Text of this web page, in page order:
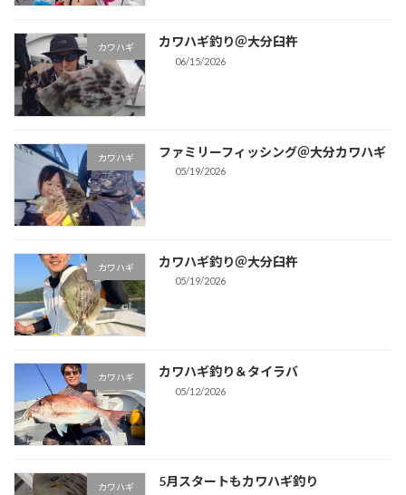
カワハギ カワハギ釣り＠大分臼杵
06/15/2026
カワハギ ファミリーフィッシング＠大分カワハギ
05/19/2026
カワハギ カワハギ釣り＠大分臼杵
05/19/2026
カワハギ カワハギ釣り＆タイラバ
05/12/2026
カワハギ 5月スタートもカワハギ釣り